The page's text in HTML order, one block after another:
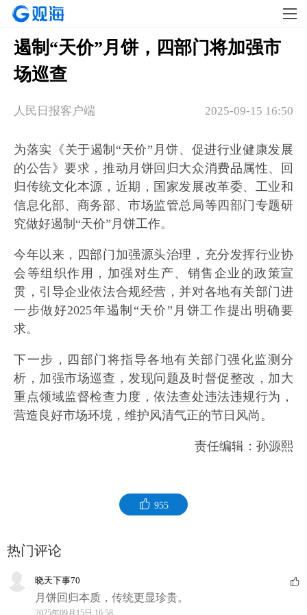
遏制“天价”月饼，四部门将加强市
场巡查
2025-09-15 16:50
人民日报客户端
为落实《关于遏制“天价”月饼、促进行业健康发展
的公告》要求，推动月饼回归大众消费品属性、回
归传统文化本源，近期，国家发展改革委、工业和
信息化部、商务部、市场监管总局等四部门专题研
究做好遏制“天价”月饼工作。
今年以来，四部门加强源头治理，充分发挥行业协
会等组织作用，加强对生产、销售企业的政策宣
贯，引导企业依法合规经营，并对各地有关部门进
一步做好2025年遏制“天价”月饼工作提出明确要
求。
下一步，四部门将指导各地有关部门强化监测分
析，加强市场巡查，发现问题及时督促整改，加大
重点领域监督检查力度，依法查处违法违规行为，
营造良好市场环境，维护风清气正的节日风尚。
责任编辑：孙源熙
955
热门评论
晓天下事70
月饼回归本质，传统更显珍贵。
2025年09月15日 16:58